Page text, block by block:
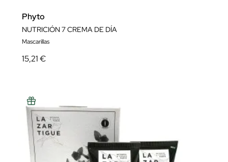
Phyto
NUTRICIÓN 7 CREMA DE DÍA
Mascarillas
15,21 €